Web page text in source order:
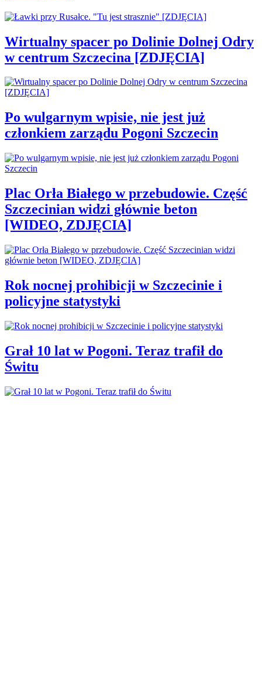
Wirtualny spacer po Dolinie Dolnej Odry
w centrum Szczecina [ZDJĘCIA]
Po wulgarnym wpisie, nie jest już
członkiem zarządu Pogoni Szczecin
Plac Orła Białego w przebudowie. Część
Szczecinian widzi głównie beton
[WIDEO, ZDJĘCIA]
Rok nocnej prohibicji w Szczecinie i
policyjne statystyki
Grał 10 lat w Pogoni. Teraz trafił do
Świtu